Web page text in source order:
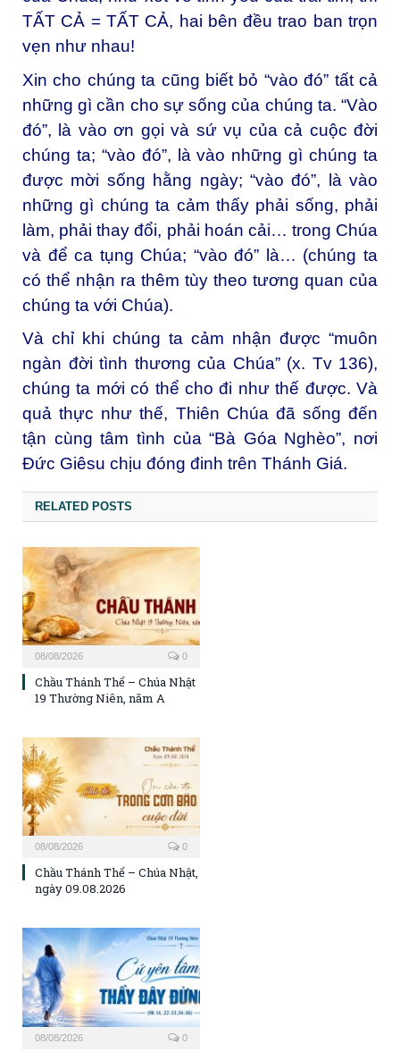
TẤT CẢ = TẤT CẢ, hai bên đều trao ban trọn
vẹn như nhau!
Xin cho chúng ta cũng biết bỏ “vào đó” tất cả
những gì cần cho sự sống của chúng ta. “Vào
đó”, là vào ơn gọi và sứ vụ của cả cuộc đời
chúng ta; “vào đó”, là vào những gì chúng ta
được mời sống hằng ngày; “vào đó”, là vào
những gì chúng ta cảm thấy phải sống, phải
làm, phải thay đổi, phải hoán cải… trong Chúa
và để ca tụng Chúa; “vào đó” là… (chúng ta
có thể nhận ra thêm tùy theo tương quan của
chúng ta với Chúa).
Và chỉ khi chúng ta cảm nhận được “muôn
ngàn đời tình thương của Chúa” (x. Tv 136),
chúng ta mới có thể cho đi như thế được. Và
quả thực như thế, Thiên Chúa đã sống đến
tận cùng tâm tình của “Bà Góa Nghèo”, nơi
Đức Giêsu chịu đóng đinh trên Thánh Giá.
RELATED POSTS
08/08/2026 0
Chầu Thánh Thể – Chúa Nhật
19 Thường Niên, năm A
08/08/2026 0
Chầu Thánh Thể – Chúa Nhật,
ngày 09.08.2026
08/08/2026 0